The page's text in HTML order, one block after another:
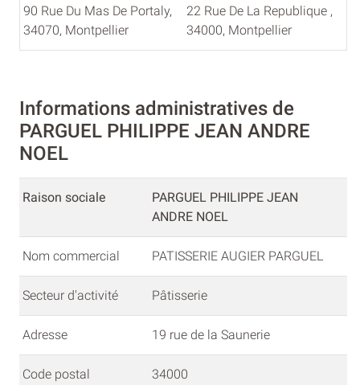
90 Rue Du Mas De Portaly,
34070, Montpellier
22 Rue De La Republique ,
34000, Montpellier
Informations administratives de
PARGUEL PHILIPPE JEAN ANDRE
NOEL
Raison sociale
PARGUEL PHILIPPE JEAN
ANDRE NOEL
Nom commercial PATISSERIE AUGIER PARGUEL
Secteur d'activité Pâtisserie
Adresse 19 rue de la Saunerie
Code postal 34000